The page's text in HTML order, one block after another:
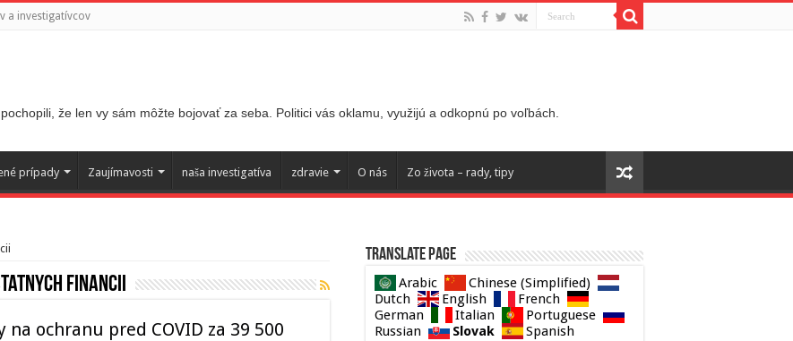
a investigatívcov
že len vy sám môžte bojovať za seba. Politici vás oklamu, využijú a odkopnú po voľbách.
prípady Zaujímavosti naša investigatíva zdravie O nás Zo života – rady, tipy
financii
ochranu pred COVID za 39 500
Translate page
Arabic
Chinese (Simplified)
Dutch
English
French
German
Italian
Portuguese
Russian
Slovak Spanish